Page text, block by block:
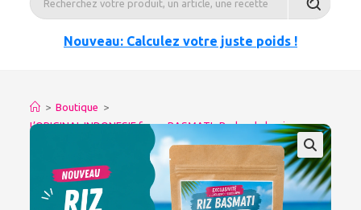
Nouveau: Calculez votre juste poids !
> Boutique >
L’ORIGINAL INDONESIE façon BASMATI- Perles de konjac
minceur-sec 100gr Teneur en glucomannane